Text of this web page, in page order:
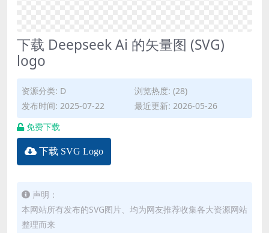
下载 Deepseek Ai 的矢量图 (SVG)
logo
资源分类: D
浏览热度: (28)
发布时间: 2025-07-22
最近更新: 2026-05-26
免费下载
下载 SVG Logo
声明：
本网站所有发布的SVG图片、均为网友推荐收集各大资源网站
整理而来